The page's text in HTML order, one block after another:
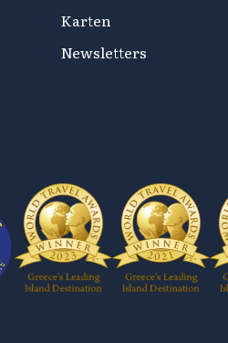
Karten
Newsletters